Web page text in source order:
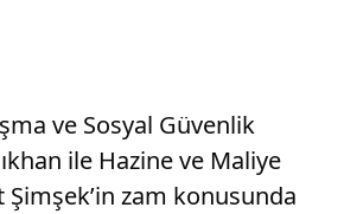
ve Sosyal Güvenlik
ile Hazine ve Maliye
Şimşek’in zam konusunda